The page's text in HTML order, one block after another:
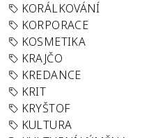
KORÁLKOVÁNÍ
KORPORACE
KOSMETIKA
KRAJČO
KREDANCE
KRIT
KRYŠTOF
KULTURA